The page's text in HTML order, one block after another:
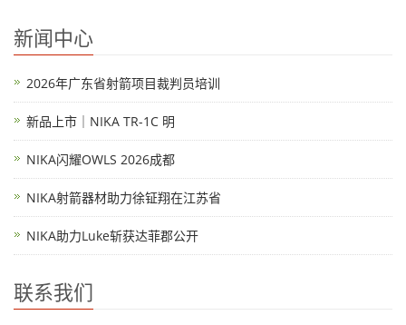
新闻中心
2026年广东省射箭项目裁判员培训
新品上市｜NIKA TR-1C 明
NIKA闪耀OWLS 2026成都
NIKA射箭器材助力徐钲翔在江苏省
NIKA助力Luke斩获达菲郡公开
联系我们